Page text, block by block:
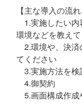
【主な導入の流
1.実施したい内
環境などを教え
2.環境や、決済
てください
3.実施方法を検
4.御契約
5.画面構成作成